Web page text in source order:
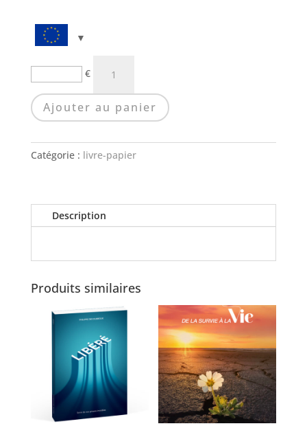
€
L'APPRENTI
|
Ajouter au panier
Catégorie : livre-papier
Description
Produits similaires